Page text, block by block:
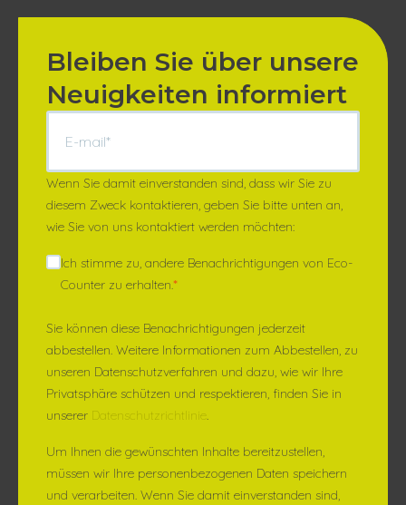
Bleiben Sie über unsere
Neuigkeiten informiert
Wenn Sie damit einverstanden sind, dass wir Sie zu
diesem Zweck kontaktieren, geben Sie bitte unten an,
wie Sie von uns kontaktiert werden möchten:
Ich stimme zu, andere Benachrichtigungen von Eco-
Counter zu erhalten.*
Sie können diese Benachrichtigungen jederzeit
abbestellen. Weitere Informationen zum Abbestellen, zu
unseren Datenschutzverfahren und dazu, wie wir Ihre
Privatsphäre schützen und respektieren, finden Sie in
unserer Datenschutzrichtlinie.
Um Ihnen die gewünschten Inhalte bereitzustellen,
müssen wir Ihre personenbezogenen Daten speichern
und verarbeiten. Wenn Sie damit einverstanden sind,